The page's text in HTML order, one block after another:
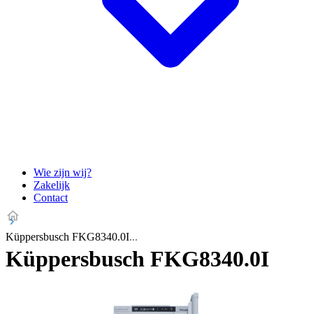
Wie zijn wij?
Zakelijk
Contact
Küppersbusch FKG8340.0I
Küppersbusch FKG8340.0I